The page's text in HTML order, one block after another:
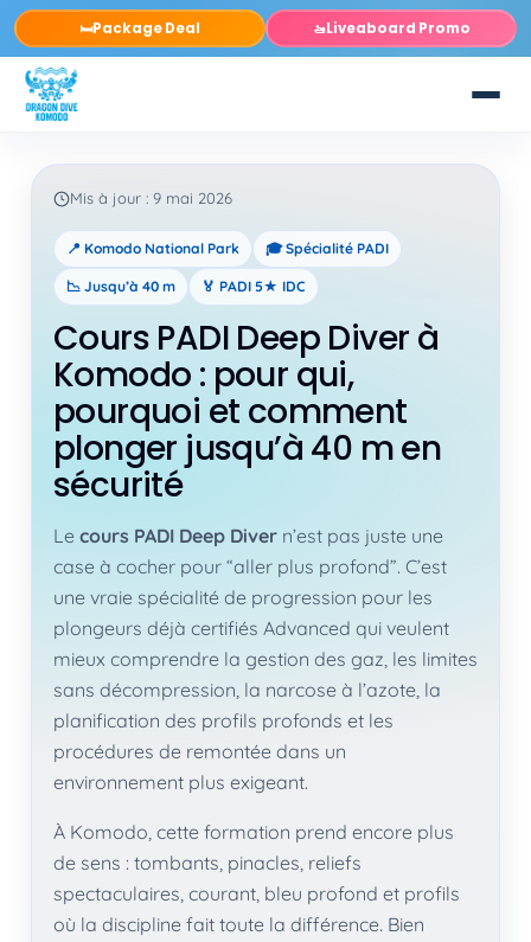
🛏️Package Deal 🚤Liveaboard Promo
Mis à jour : 9 mai 2026
📍 Komodo National Park 🎓 Spécialité PADI
📉 Jusqu’à 40 m 🏅 PADI 5★ IDC
Cours PADI Deep Diver à
Komodo : pour qui,
pourquoi et comment
plonger jusqu’à 40 m en
sécurité
Le cours PADI Deep Diver n’est pas juste une
case à cocher pour “aller plus profond”. C’est
une vraie spécialité de progression pour les
plongeurs déjà certifiés Advanced qui veulent
mieux comprendre la gestion des gaz, les limites
sans décompression, la narcose à l’azote, la
planification des profils profonds et les
procédures de remontée dans un
environnement plus exigeant.
À Komodo, cette formation prend encore plus
de sens : tombants, pinacles, reliefs
spectaculaires, courant, bleu profond et profils
où la discipline fait toute la différence. Bien